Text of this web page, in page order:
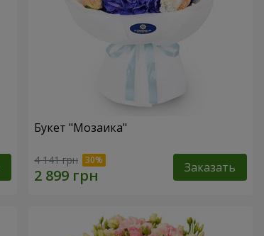
Букет "Мозаика"
4 141 грн Заказать